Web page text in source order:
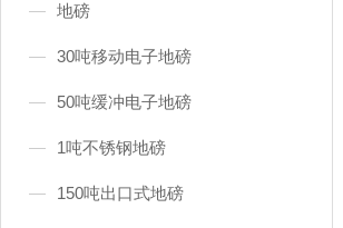
地磅
30吨移动电子地磅
50吨缓冲电子地磅
1吨不锈钢地磅
150吨出口式地磅